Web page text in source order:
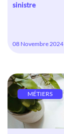
sinistre
08 Novembre 2024
MÉTIERS